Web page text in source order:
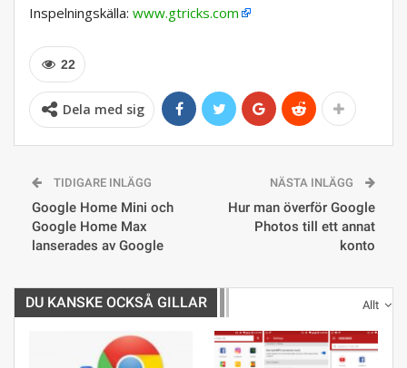
Inspelningskälla: www.gtricks.com
22
Dela med sig
TIDIGARE INLÄGG
Google Home Mini och
Google Home Max
lanserades av Google
NÄSTA INLÄGG
Hur man överför Google
Photos till ett annat
konto
Allt
DU KANSKE OCKSÅ GILLAR